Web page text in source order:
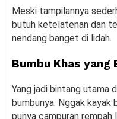
Meski tampilannya
butuh ketelatenan dan
nendang banget di lidah.
Bumbu Khas yang
Yang jadi bintang utama
bumbunya. Nggak kayak
punya campuran